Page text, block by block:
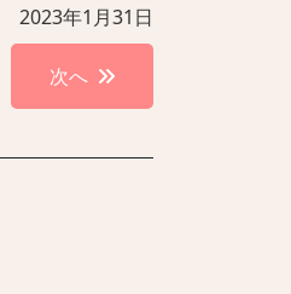
2023年1月31日
次へ